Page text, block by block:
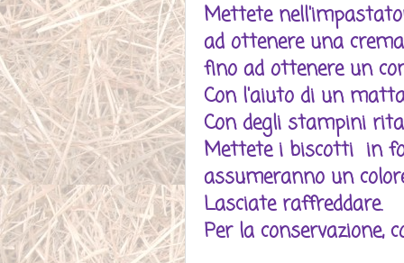
Mettete
ad ottenere una
fino ad ottenere un
Con l'aiuto di un
Con degli stampini
Mettete i biscotti in
assumeranno un
Lasciate raffreddare.
Per la conservazione,